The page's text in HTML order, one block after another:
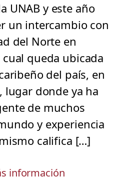
UNAB y este año
un intercambio con
del Norte en
queda ubicada
del país, en
lugar donde ya ha
de muchos
y experiencia
califica […]
información